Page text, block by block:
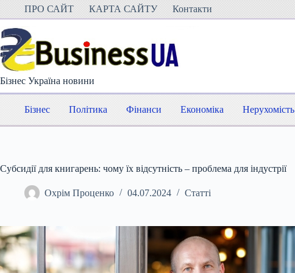
Перейти
вмісту
ПРО САЙТ КАРТА САЙТУ Контакти
Бізнес Україна новини
Бізнес Політика Фінанси Економіка Нерухомість
Субсидії для книгарень: чому їх відсутність – проблема для індустрії
Охрім Проценко 04.07.2024 Статті